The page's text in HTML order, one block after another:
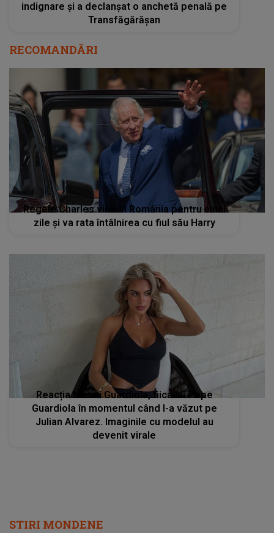
indignare și a declanșat o anchetă penală pe
Transfăgărășan
RECOMANDĂRI
Regele Charles vine în România pentru cinci
zile şi va rata întâlnirea cu fiul său Harry
Reacția Mariei Guardiola, fiica lui Pepe
Guardiola în momentul când l-a văzut pe
Julian Alvarez. Imaginile cu modelul au
devenit virale
STIRI MONDENE